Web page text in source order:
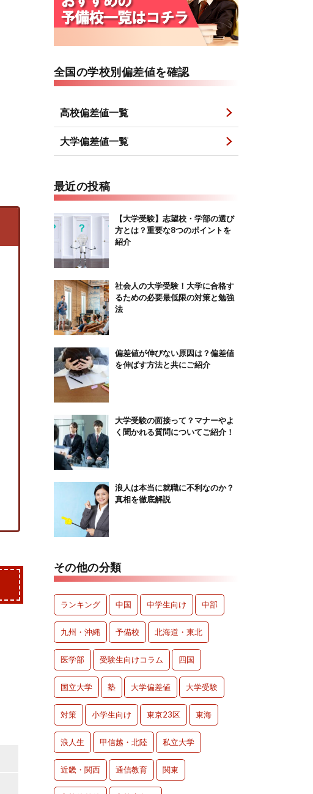
全国の学校別偏差値を確認
高校偏差値一覧
大学偏差値一覧
最近の投稿
【大学受験】志望校・学部の選び
方とは？重要な8つのポイントを
紹介
社会人の大学受験！大学に合格す
るための必要最低限の対策と勉強
法
偏差値が伸びない原因は？偏差値
を伸ばす方法と共にご紹介
大学受験の面接って？マナーやよ
く聞かれる質問についてご紹介！
浪人は本当に就職に不利なのか？
真相を徹底解説
その他の分類
ランキング 中国 中学生向け 中部
九州・沖縄 予備校 北海道・東北
医学部 受験生向けコラム 四国
国立大学 塾 大学偏差値 大学受験
対策 小学生向け 東京23区 東海
浪人生 甲信越・北陸 私立大学
近畿・関西 通信教育 関東